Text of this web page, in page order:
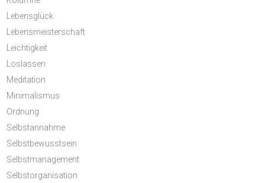
Lebensglück
Lebensmeisterschaft
Leichtigkeit
Loslassen
Meditation
Minimalismus
Ordnung
Selbstannahme
Selbstbewusstsein
Selbstmanagement
Selbstorganisation